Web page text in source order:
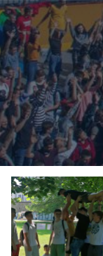
Novinky